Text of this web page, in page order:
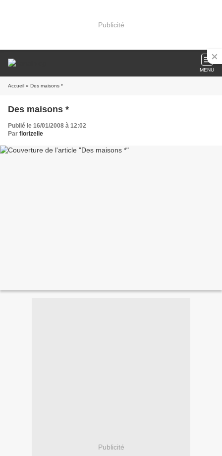
Publicité
MENU
Accueil » Des maisons *
Des maisons *
Publié le 16/01/2008 à 12:02
Par florizelle
Publicité